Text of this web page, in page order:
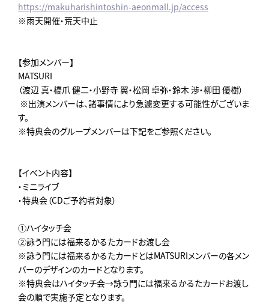
https://makuharishintoshin-aeonmall.jp/access
※雨天開催・荒天中止
【参加メンバー】
MATSURI
（渡辺 真・橋爪 健二・小野寺 翼・松岡 卓弥・鈴木 渉・柳田 優樹）
※出演メンバーは、諸事情により急遽変更する可能性がございま
す。
※特典会のグループメンバーは下記をご参照ください。
【イベント内容】
・ミニライブ
・特典会（CDご予約者対象）
①ハイタッチ会
②詠う門には福来るかるたカードお渡し会
※詠う門には福来るかるたカードとはMATSURIメンバーの各メン
バーのデザインのカードとなります。
※特典会はハイタッチ会→詠う門には福来るかるたカードお渡し
会の順で実施予定となります。